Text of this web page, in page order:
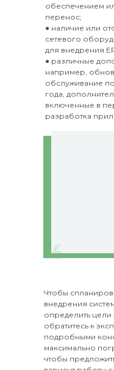
обеспечением
перенос;
● наличие или
сетевого
для внедрения
● различные
например,
обслуживание
года,
включенные в
разработка
Чтобы
внедрения
определить цели
обратитесь к
подробными
максимально
чтобы